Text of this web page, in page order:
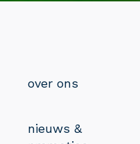
over ons
nieuws &